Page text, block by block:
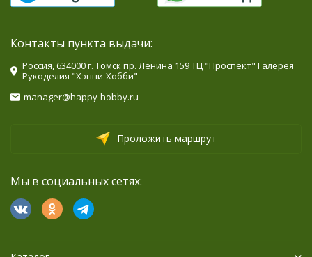
Контакты пункта выдачи:
Россия, 634000 г. Томск пр. Ленина 159 ТЦ "Проспект" Галерея
Рукоделия "Хэппи-Хобби"
manager@happy-hobby.ru
Проложить маршрут
Мы в социальных сетях: